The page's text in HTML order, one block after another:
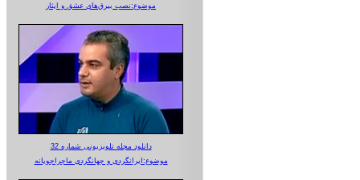
موضوع:نصب بیرق‌های عشق و ایثار
دانلود مجله تلویزیونی شماره 32
موضوع:ایرانگردی و جهانگردی ماجراجویانه